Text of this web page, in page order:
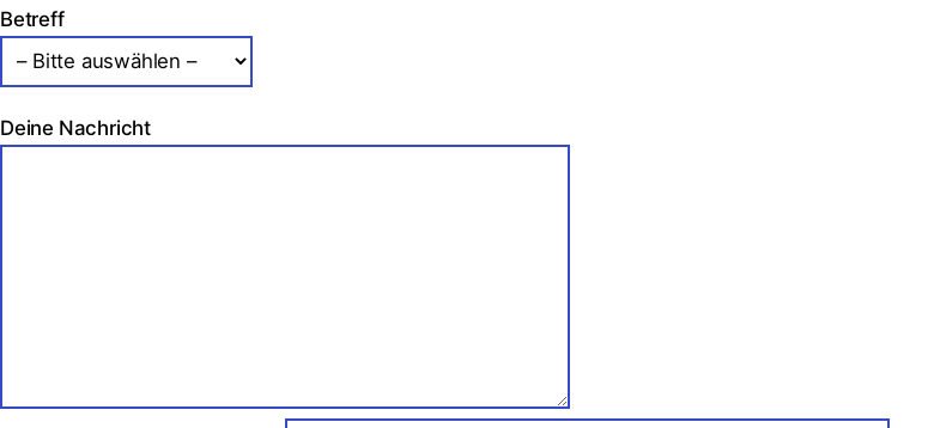
Betreff
Deine Nachricht